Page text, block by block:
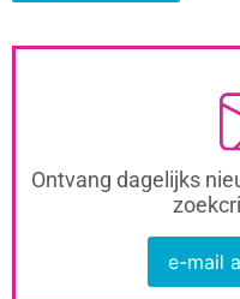
Ontvang dagelijks
e-mail